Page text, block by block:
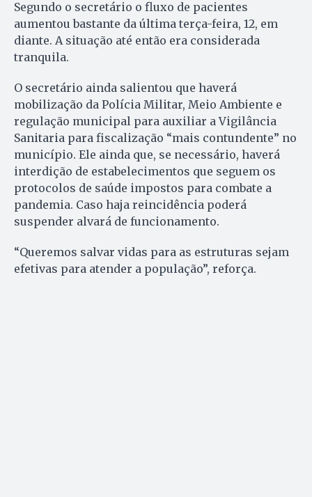
Segundo o secretário o fluxo de pacientes
aumentou bastante da última terça-feira, 12, em
diante. A situação até então era considerada
tranquila.
O secretário ainda salientou que haverá
mobilização da Polícia Militar, Meio Ambiente e
regulação municipal para auxiliar a Vigilância
Sanitaria para fiscalização “mais contundente” no
município. Ele ainda que, se necessário, haverá
interdição de estabelecimentos que seguem os
protocolos de saúde impostos para combate a
pandemia. Caso haja reincidência poderá
suspender alvará de funcionamento.
“Queremos salvar vidas para as estruturas sejam
efetivas para atender a população”, reforça.